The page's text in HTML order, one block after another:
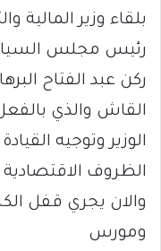
بلقاء وزير
رئيس مجلس
ركن عبد الفتاح
القاش والذي
الوزير وتوجيه
الظروف الاقتصادية
والان يجري قفل
ومورس